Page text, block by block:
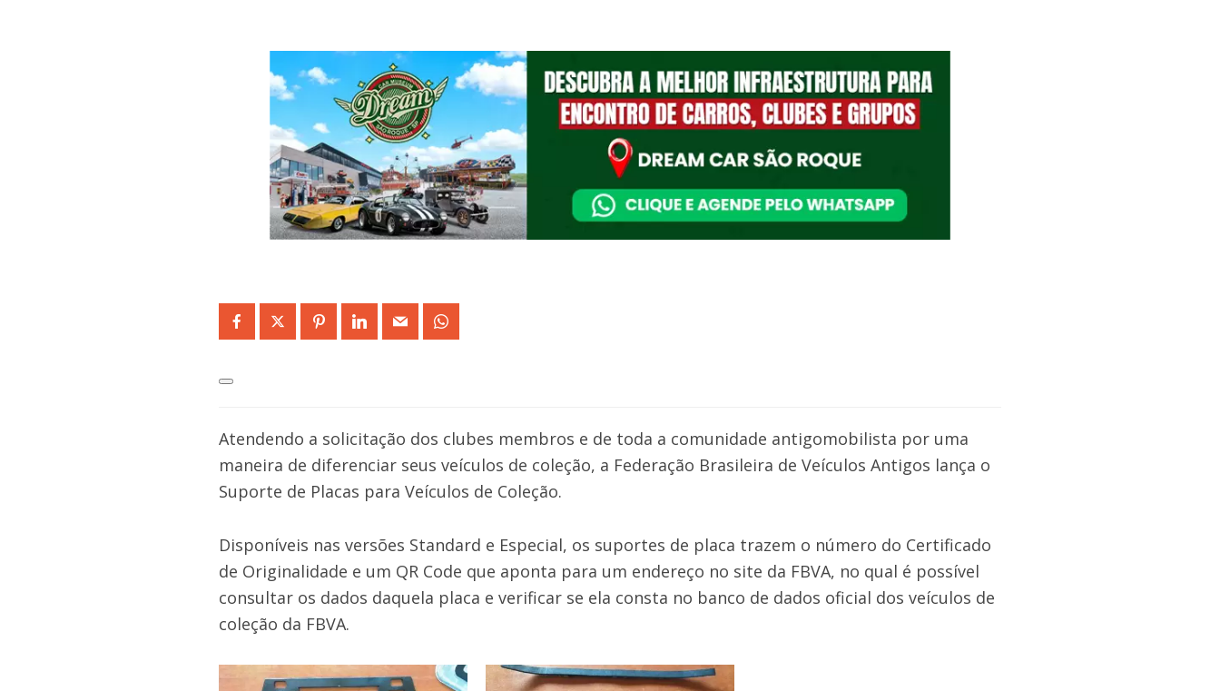
Atendendo a solicitação dos clubes membros e de toda a comunidade antigomobilista por uma
maneira de diferenciar seus veículos de coleção, a Federação Brasileira de Veículos Antigos lança o
Suporte de Placas para Veículos de Coleção.
Disponíveis nas versões Standard e Especial, os suportes de placa trazem o número do Certificado
de Originalidade e um QR Code que aponta para um endereço no site da FBVA, no qual é possível
consultar os dados daquela placa e verificar se ela consta no banco de dados oficial dos veículos de
coleção da FBVA.